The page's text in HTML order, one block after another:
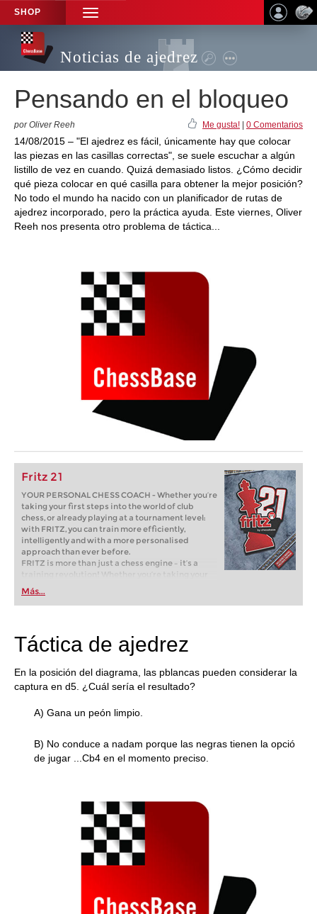
SHOP
TOGGLE
NAVIGATION
Noticias de ajedrez
Pensando en el bloqueo
por Oliver Reeh Me gusta! 0 Comentarios
14/08/2015 – "El ajedrez es fácil, únicamente hay que colocar
las piezas en las casillas correctas", se suele escuchar a algún
listillo de vez en cuando. Quizá demasiado listos. ¿Cómo decidir
qué pieza colocar en qué casilla para obtener la mejor posición?
No todo el mundo ha nacido con un planificador de rutas de
ajedrez incorporado, pero la práctica ayuda. Este viernes, Oliver
Reeh nos presenta otro problema de táctica...
Fritz 21
YOUR PERSONAL CHESS COACH - Whether you’re
taking your first steps into the world of club
chess, or already playing at a tournament level:
with FRITZ, you can train more efficiently,
intelligently and with a more personalised
approach than ever before.
FRITZ is more than just a chess engine – it’s a
training revolution! Whether you’re taking your
first steps into the world of club chess, or already
playing at a tournament level: with FRITZ, you can
train more efficiently, intelligently and with a
Más...
Táctica de ajedrez
En la posición del diagrama, las pblancas pueden considerar la
captura en d5. ¿Cuál sería el resultado?
A) Gana un peón limpio.
B) No conduce a nadam porque las negras tienen la opció
de jugar ...Cb4 en el momento preciso.